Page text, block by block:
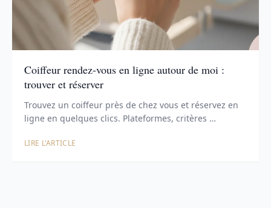
Coiffeur rendez-vous en ligne autour de moi :
trouver et réserver
Trouvez un coiffeur près de chez vous et réservez en
ligne en quelques clics. Plateformes, critères …
LIRE L'ARTICLE